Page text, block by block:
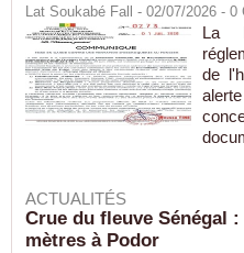
Lat Soukabé Fall - 02/07/2026 - 0
La
de
ACTUALITÉS
Crue du fleuve Sénégal
mètres à Podor